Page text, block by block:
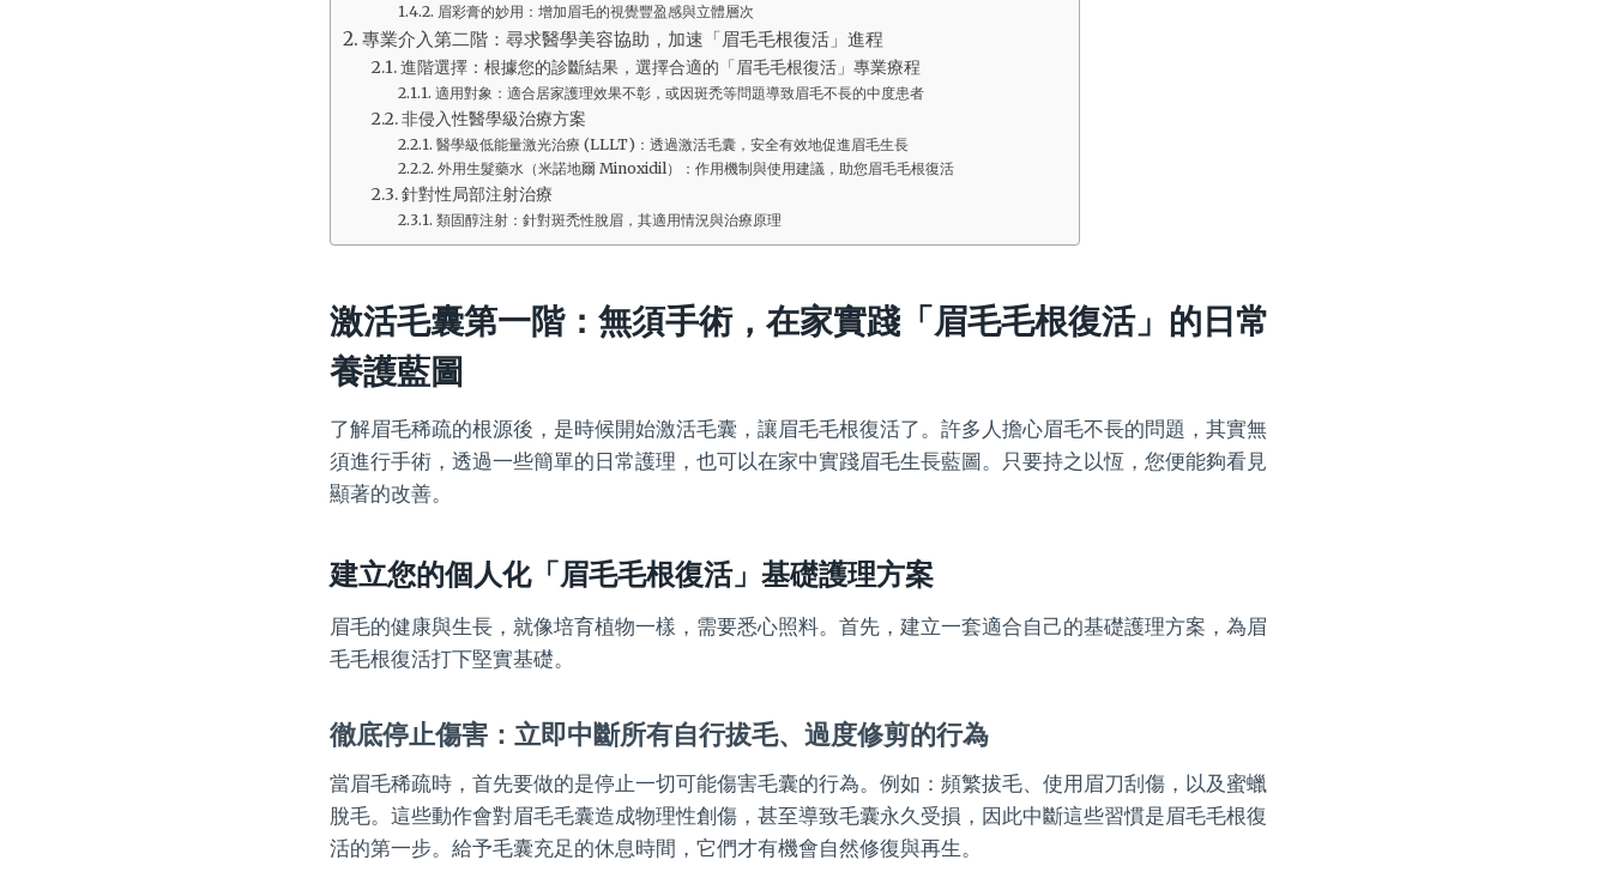
眉彩膏的妙用：增加眉毛的視覺豐盈感與立體層次
專業介入第二階：尋求醫學美容協助，加速「眉毛毛根復活」進程
進階選擇：根據您的診斷結果，選擇合適的「眉毛毛根復活」專業療程
適用對象：適合居家護理效果不彰，或因斑禿等問題導致眉毛不長的中度患者
非侵入性醫學級治療方案
醫學級低能量激光治療 (LLLT)：透過激活毛囊，安全有效地促進眉毛生長
外用生髮藥水（米諾地爾 Minoxidil）：作用機制與使用建議，助您眉毛毛根復活
針對性局部注射治療
類固醇注射：針對斑禿性脫眉，其適用情況與治療原理
激活毛囊第一階：無須手術，在家實踐「眉毛毛根復活」的日常
養護藍圖
了解眉毛稀疏的根源後，是時候開始激活毛囊，讓眉毛毛根復活了。許多人擔心眉毛不長的問題，其實無
須進行手術，透過一些簡單的日常護理，也可以在家中實踐眉毛生長藍圖。只要持之以恆，您便能夠看見
顯著的改善。
建立您的個人化「眉毛毛根復活」基礎護理方案
眉毛的健康與生長，就像培育植物一樣，需要悉心照料。首先，建立一套適合自己的基礎護理方案，為眉
毛毛根復活打下堅實基礎。
徹底停止傷害：立即中斷所有自行拔毛、過度修剪的行為
當眉毛稀疏時，首先要做的是停止一切可能傷害毛囊的行為。例如：頻繁拔毛、使用眉刀刮傷，以及蜜蠟
脫毛。這些動作會對眉毛毛囊造成物理性創傷，甚至導致毛囊永久受損，因此中斷這些習慣是眉毛毛根復
活的第一步。給予毛囊充足的休息時間，它們才有機會自然修復與再生。